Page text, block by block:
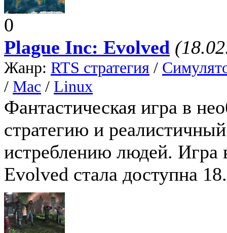
0
Plague Inc: Evolved
Жанр: RTS стратегия /
/ Mac / Linux
Фантастическая игра в
стратегию и
истреблению людей. Игра
Evolved стала доступна